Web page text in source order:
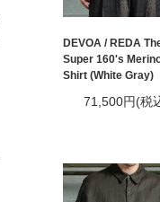
DEVOA / REDA
Super 160's
Shirt (White Gray)
71,500円(税